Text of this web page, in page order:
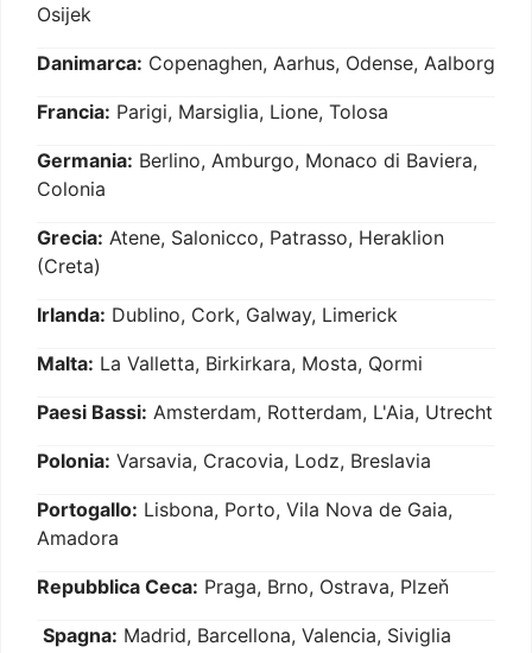
Osijek
Danimarca: Copenaghen, Aarhus, Odense, Aalborg
Francia: Parigi, Marsiglia, Lione, Tolosa
Germania: Berlino, Amburgo, Monaco di Baviera,
Colonia
Grecia: Atene, Salonicco, Patrasso, Heraklion
(Creta)
Irlanda: Dublino, Cork, Galway, Limerick
Malta: La Valletta, Birkirkara, Mosta, Qormi
Paesi Bassi: Amsterdam, Rotterdam, L'Aia, Utrecht
Polonia: Varsavia, Cracovia, Lodz, Breslavia
Portogallo: Lisbona, Porto, Vila Nova de Gaia,
Amadora
Repubblica Ceca: Praga, Brno, Ostrava, Plzeň
Spagna: Madrid, Barcellona, Valencia, Siviglia